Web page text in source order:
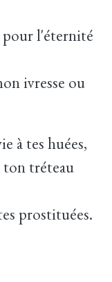
l'éternité
ivresse ou
à tes huées,
ton tréteau
prostituées.